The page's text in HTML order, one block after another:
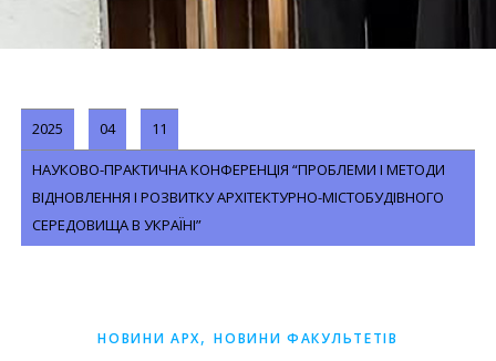
2025 04 11
НАУКОВО-ПРАКТИЧНА КОНФЕРЕНЦІЯ “ПРОБЛЕМИ І МЕТОДИ
ВІДНОВЛЕННЯ І РОЗВИТКУ АРХІТЕКТУРНО-МІСТОБУДІВНОГО
СЕРЕДОВИЩА В УКРАЇНІ”
НОВИНИ АРХ,НОВИНИ ФАКУЛЬТЕТІВ